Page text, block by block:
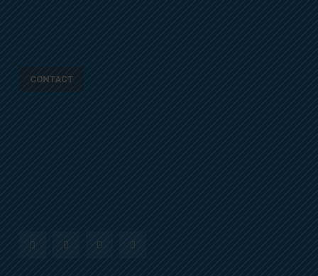
CONTACT